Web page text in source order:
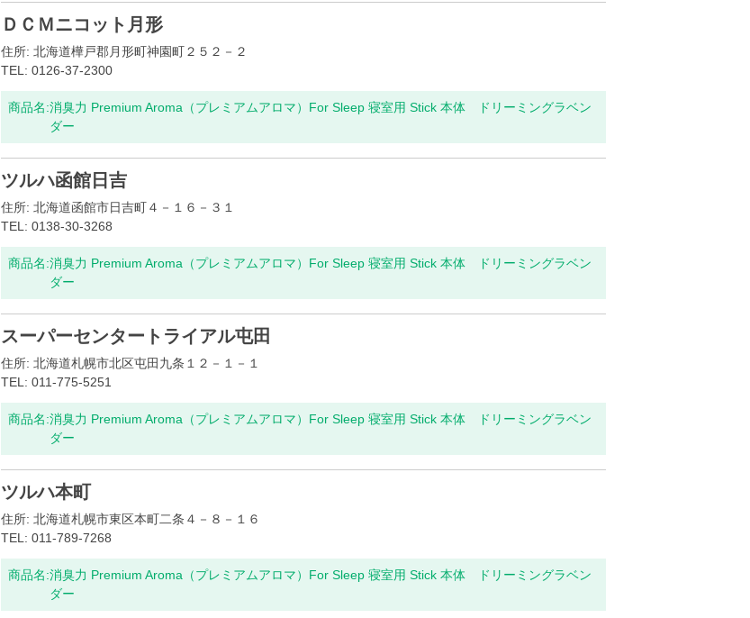
ＤＣＭニコット月形
住所: 北海道樺戸郡月形町神園町２５２－２
TEL: 0126-37-2300
商品名:消臭力 Premium Aroma（プレミアムアロマ）For Sleep 寝室用 Stick 本体 ドリーミングラベン
ダー
ツルハ函館日吉
住所: 北海道函館市日吉町４－１６－３１
TEL: 0138-30-3268
商品名:消臭力 Premium Aroma（プレミアムアロマ）For Sleep 寝室用 Stick 本体 ドリーミングラベン
ダー
スーパーセンタートライアル屯田
住所: 北海道札幌市北区屯田九条１２－１－１
TEL: 011-775-5251
商品名:消臭力 Premium Aroma（プレミアムアロマ）For Sleep 寝室用 Stick 本体 ドリーミングラベン
ダー
ツルハ本町
住所: 北海道札幌市東区本町二条４－８－１６
TEL: 011-789-7268
商品名:消臭力 Premium Aroma（プレミアムアロマ）For Sleep 寝室用 Stick 本体 ドリーミングラベン
ダー